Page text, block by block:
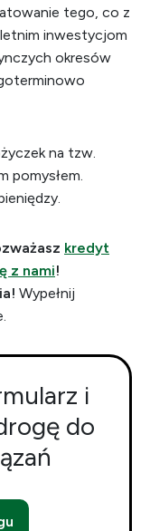
tego, co z
inwestycjom
okresów
na tzw.
pomysłem.
kredyt
z nami!
Wypełnij
i
do